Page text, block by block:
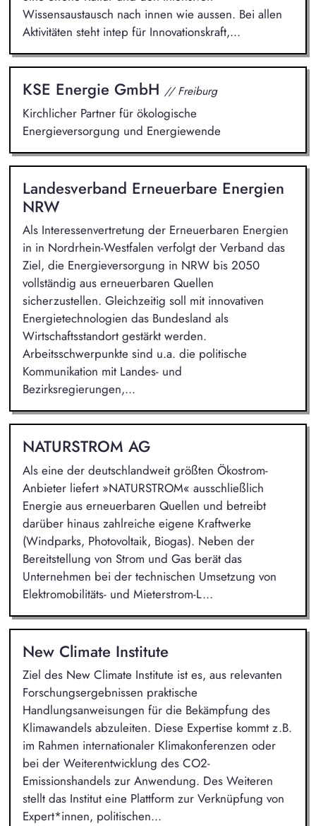
Wissensaustausch nach innen wie aussen. Bei allen
Aktivitäten steht intep für Innovationskraft,...
KSE Energie GmbH // Freiburg
Kirchlicher Partner für ökologische
Energieversorgung und Energiewende
Landesverband Erneuerbare Energien
NRW
Als Interessenvertretung der Erneuerbaren Energien
in in Nordrhein-Westfalen verfolgt der Verband das
Ziel, die Energieversorgung in NRW bis 2050
vollständig aus erneuerbaren Quellen
sicherzustellen. Gleichzeitig soll mit innovativen
Energietechnologien das Bundesland als
Wirtschaftsstandort gestärkt werden.
Arbeitsschwerpunkte sind u.a. die politische
Kommunikation mit Landes- und
Bezirksregierungen,...
NATURSTROM AG
Als eine der deutschlandweit größten Ökostrom-
Anbieter liefert »NATURSTROM« ausschließlich
Energie aus erneuerbaren Quellen und betreibt
darüber hinaus zahlreiche eigene Kraftwerke
(Windparks, Photovoltaik, Biogas). Neben der
Bereitstellung von Strom und Gas berät das
Unternehmen bei der technischen Umsetzung von
Elektromobilitäts- und Mieterstrom-L...
New Climate Institute
Ziel des New Climate Institute ist es, aus relevanten
Forschungsergebnissen praktische
Handlungsanweisungen für die Bekämpfung des
Klimawandels abzuleiten. Diese Expertise kommt z.B.
im Rahmen internationaler Klimakonferenzen oder
bei der Weiterentwicklung des CO2-
Emissionshandels zur Anwendung. Des Weiteren
stellt das Institut eine Plattform zur Verknüpfung von
Expert*innen, politischen...